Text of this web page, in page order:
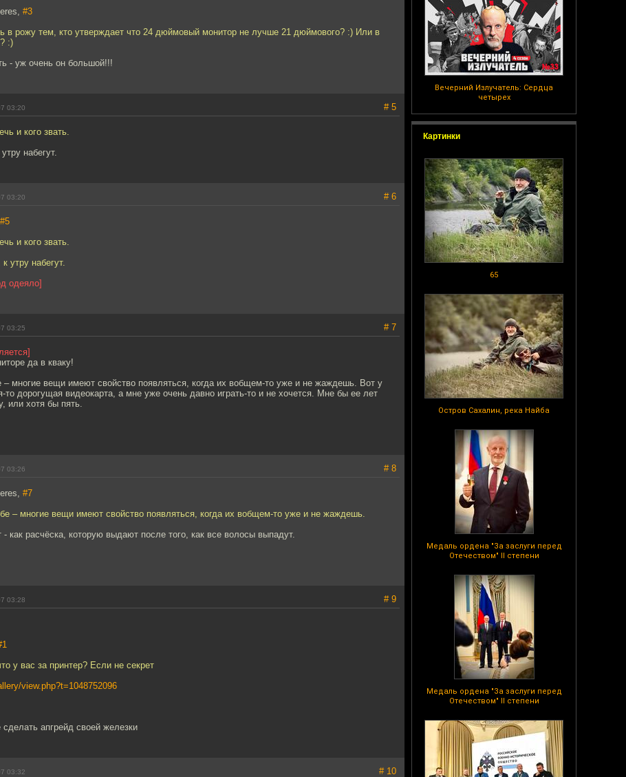
Вечерний Излучатель: Сердца
четырех
Картинки
65
Остров Сахалин, река Найба
Медаль ордена "За заслуги перед
Отечеством" II степени
Медаль ордена "За заслуги перед
Отечеством" II степени
#3
в рожу тем, кто утверждает что 24 дюймовый монитор не лучше 21 дюймового? :) Или в
:)
- уж очень он большой!!!
03:20 # 5
и кого звать.
набегут.
03:20 # 6
#5
и кого звать.
утру набегут.
одеяло]
03:25 # 7
да в кваку!
– многие вещи имеют свойство появляться, когда их вобщем-то уже и не жаждешь. Вот у
то дорогущая видеокарта, а мне уже очень давно играть-то и не хочется. Мне бы ее лет
или хотя бы пять.
03:26 # 8
#7
– многие вещи имеют свойство появляться, когда их вобщем-то уже и не жаждешь.
как расчёска, которую выдают после того, как все волосы выпадут.
03:28 # 9
у вас за принтер? Если не секрет
view.php?t=1048752096
апгрейд своей железки
03:32 # 10